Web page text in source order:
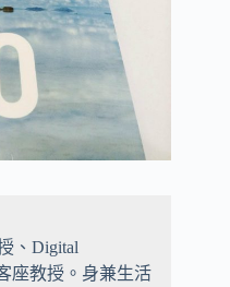
、Digital
座教授。身兼生活